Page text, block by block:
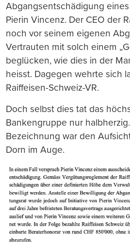
Abgangsentschädigung eines
Pierin Vincenz. Der CEO der
noch vor seinem eigenen
Vertrauten mit solch einem
beglücken, wie dies in der
heisst. Dagegen wehrte sich
Raiffeisen-Schweiz-VR.
Doch selbst dies tat das
Bankengruppe nur
Bezeichnung war den
Dorn im Auge.